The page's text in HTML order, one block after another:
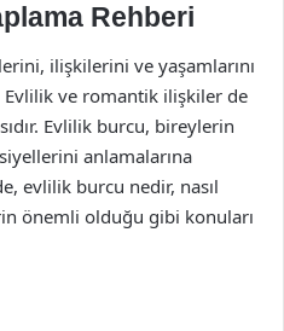
Rehberi
ilişkilerini ve yaşamlarını
ve romantik ilişkiler de
Evlilik burcu, bireylerin
anlamalarına
evlilik burcu nedir, nasıl
önemli olduğu gibi konuları